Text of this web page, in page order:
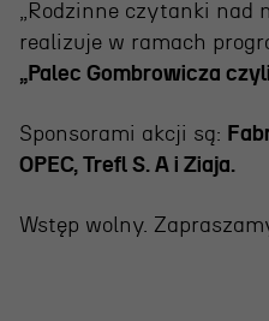
„Rodzinne czytanki nad
realizuje w ramach
„Palec Gombrowicza
Sponsorami akcji są:
OPEC, Trefl S. A i Ziaja.
Wstęp wolny.